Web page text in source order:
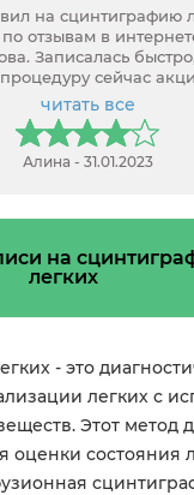
на сцинтиграфию
отзывам в
процедуру сейчас
быстро, врач
с оплатой, что-
читать все
Алина - 31.01.2023
на
легких
- это
легких с
Этот метод
оценки состояния